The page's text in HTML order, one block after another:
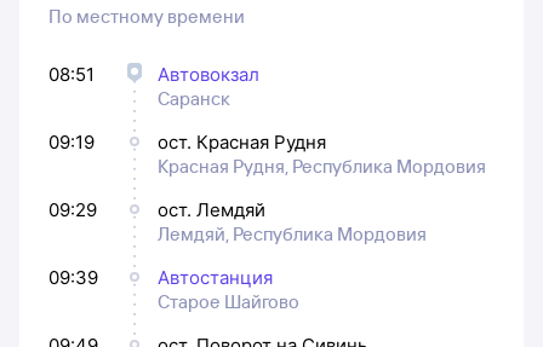
По местному времени
08:51
Автовокзал
Саранск
09:19
ост. Красная Рудня
Красная Рудня, Республика Мордовия
09:29
ост. Лемдяй
Лемдяй, Республика Мордовия
09:39
Автостанция
Старое Шайгово